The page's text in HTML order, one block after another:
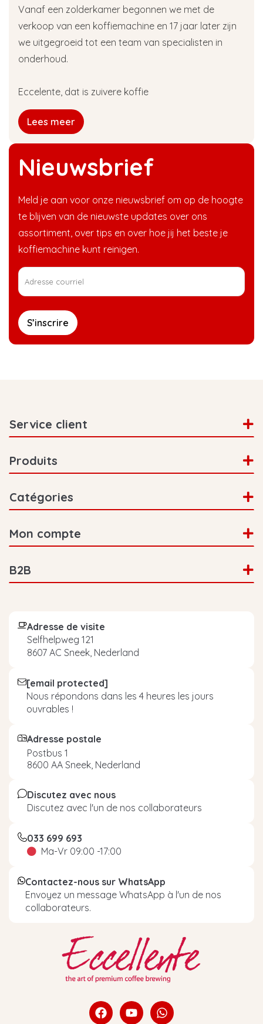
Nieuwsbrief
Meld je aan voor onze nieuwsbrief om op de hoogte
te blijven van de nieuwste updates over ons
assortiment, over tips en over hoe jij het beste je
koffiemachine kunt reinigen.
S’inscrire
Vanaf een zolderkamer begonnen we met de
verkoop van een koffiemachine en 17 jaar later zijn
we uitgegroeid tot een team van specialisten in
onderhoud.
Eccelente, dat is zuivere koffie
Lees meer
Service client
Produits
Catégories
Mon compte
B2B
Adresse de visite
Selfhelpweg 121
8607 AC Sneek, Nederland
[email protected]
Nous répondons dans les 4 heures les jours
ouvrables !
Adresse postale
Postbus 1
8600 AA Sneek, Nederland
Discutez avec nous
Discutez avec l'un de nos collaborateurs
033 699 693
Ma-Vr 09:00 -17:00
Contactez-nous sur WhatsApp
Envoyez un message WhatsApp à l'un de nos
collaborateurs.